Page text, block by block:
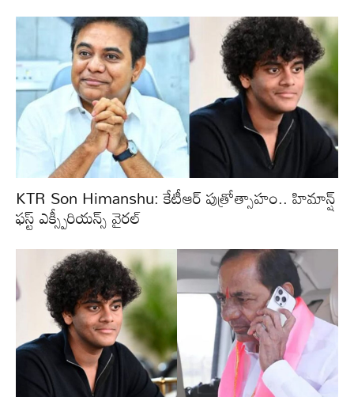
KTR Son Himanshu: కేటీఆర్ పుత్రోత్సాహం.. హిమాన్ష్
ఫస్ట్ ఎక్స్పీరియన్స్ వైరల్